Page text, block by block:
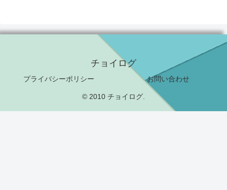
チョイログ
プライバシーポリシー お問い合わせ
© 2010 チョイログ.